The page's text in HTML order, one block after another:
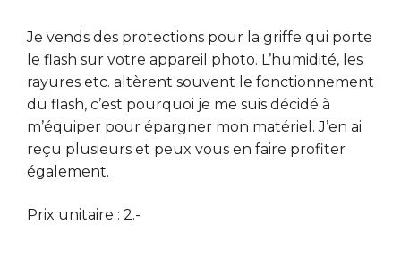
Je vends des protections pour la griffe qui porte
le flash sur votre appareil photo. L’humidité, les
rayures etc. altèrent souvent le fonctionnement
du flash, c’est pourquoi je me suis décidé à
m’équiper pour épargner mon matériel. J’en ai
reçu plusieurs et peux vous en faire profiter
également.
Prix unitaire : 2.-